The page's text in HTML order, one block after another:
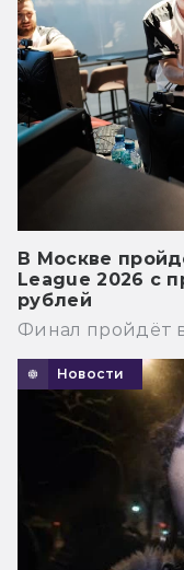
В Москве
League 2026 с
рублей
Финал пройдёт
Новости